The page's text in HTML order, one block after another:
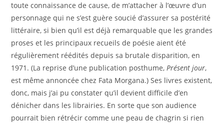
toute connaissance de cause, de m’attacher à l’œuvre d’un
personnage qui ne s’est guère soucié d’assurer sa postérité
littéraire, si bien qu’il est déjà remarquable que les grandes
proses et les principaux recueils de poésie aient été
régulièrement réédités depuis sa brutale disparition, en
1971. (La reprise d’une publication posthume,Présent jour,
est même annoncée chez Fata Morgana.) Ses livres existent,
donc, mais j’ai pu constater qu’il devient difficile d’en
dénicher dans les librairies. En sorte que son audience
pourrait bien rétrécir comme une peau de chagrin si rien